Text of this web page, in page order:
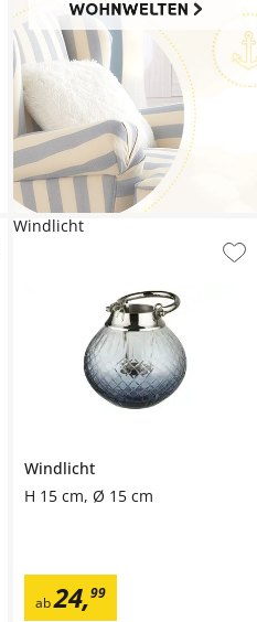
Windlicht
H 15 cm, Ø 15 cm
ab24,99
Windlicht